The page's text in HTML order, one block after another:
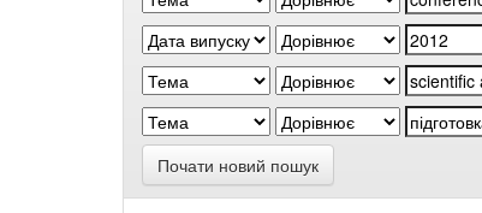
Почати новий пошук